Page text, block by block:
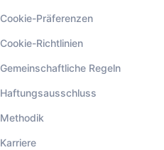
Cookie-Präferenzen
Cookie-Richtlinien
Gemeinschaftliche Regeln
Haftungsausschluss
Methodik
Karriere